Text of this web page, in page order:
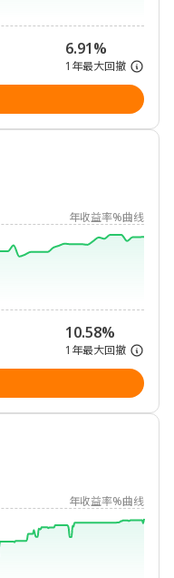
6.91%
1年最大回撤
年收益率%曲线
10.58%
1年最大回撤
年收益率%曲线